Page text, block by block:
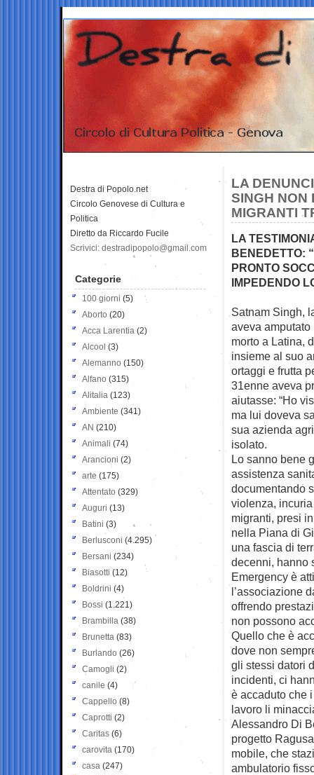
LA
SINGH NON
MIGRANTI
LA
BENEDETTO:
PRONTO
IMPEDENDO
Satnam Singh,
aveva amputato
morto a Latina,
insieme al suo
ortaggi e frutta
31enne aveva
aiutasse: “Ho
ma lui doveva
sua azienda
isolato.
Lo sanno bene
assistenza
documentando
violenza,
migranti, presi
nella Piana di
una fascia di
decenni, hanno
Emergency è
l’associazione
offrendo
non possono
Quello che è
dove non
gli stessi datori
incidenti, ci
è accaduto che
lavoro li
Alessandro Di
progetto
mobile, che
ambulatorio
Destra di Popolo.net
Circolo Genovese di Cultura e
Politica
Diretto da Riccardo Fucile
Scrivici: destradipopolo@gmail.com
Categorie
100 giorni (5)
Aborto (20)
Acca Larentia (2)
Alcool (3)
Alemanno (150)
Alfano (315)
Alitalia (123)
Ambiente (341)
AN (210)
Animali (74)
Arancioni (2)
arte (175)
Attentato (329)
Auguri (13)
Batini (3)
Berlusconi (4.295)
Bersani (234)
Biasotti (12)
Boldrini (4)
Bossi (1.221)
Brambilla (38)
Brunetta (83)
Burlando (26)
Camogli (2)
canile (4)
Cappello (8)
Caprotti (2)
Caritas (6)
carovita (170)
casa (247)